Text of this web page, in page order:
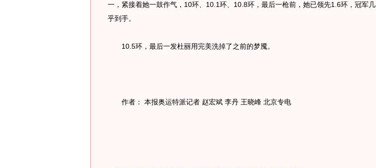
一，紧接着她一鼓作气，10环、10.1环、10.8环，最后一枪前，她已领先1.6环，冠军几
乎到手。
10.5环，最后一发杜丽用完美洗掉了之前的梦魇。
作者： 本报奥运特派记者 赵宏斌 李丹 王晓峰 北京专电